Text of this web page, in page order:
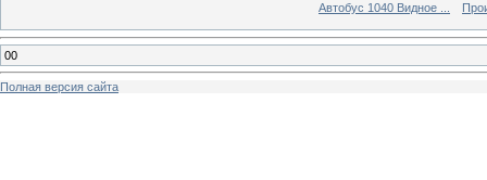
Автобус 1040 Видное ...
00
Полная версия сайта